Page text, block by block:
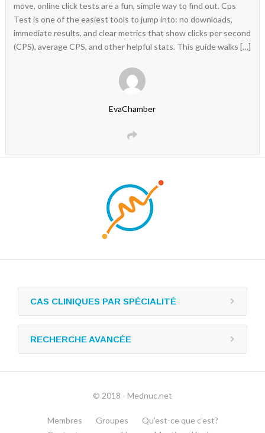
move, online click tests are a fun, simple way to find out. Cps
Test is one of the easiest tools to jump into: no downloads,
immediate results, and clear metrics that show clicks per second
(CPS), average CPS, and other helpful stats. This guide walks […]
EvaChamber
CAS CLINIQUES PAR SPÉCIALITÉ
RECHERCHE AVANCÉE
© 2018 - Mednuc.net
Membres Groupes
Qu’est-ce que c’est?